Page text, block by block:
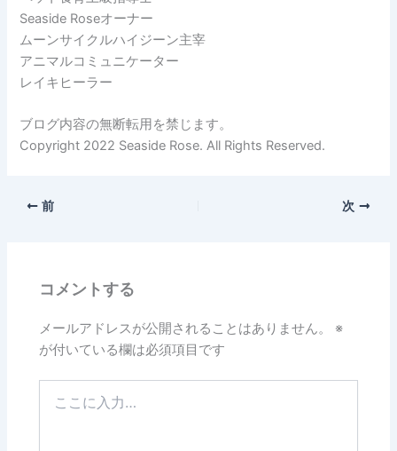
Seaside Roseオーナー
ムーンサイクルハイジーン主宰
アニマルコミュニケーター
レイキヒーラー
ブログ内容の無断転用を禁じます。
Copyright 2022 Seaside Rose. All Rights Reserved.
前 次
コメントする
メールアドレスが公開されることはありません。
※
が付いている欄は必須項目です